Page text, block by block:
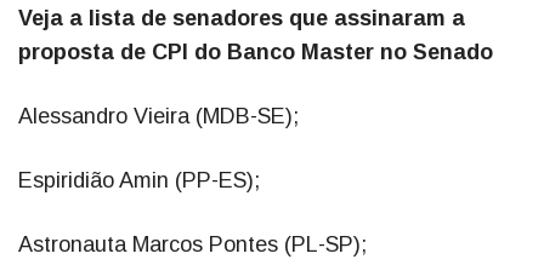
Veja a lista de senadores que assinaram a
proposta de CPI do Banco Master no Senado
Alessandro Vieira (MDB-SE);
Espiridião Amin (PP-ES);
Astronauta Marcos Pontes (PL-SP);